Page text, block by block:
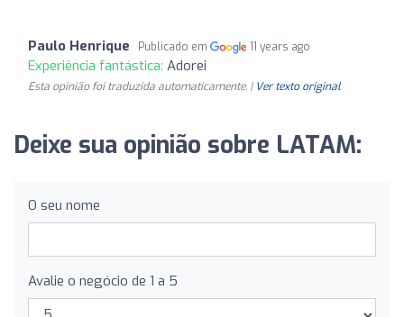
Paulo Henrique Publicado em 11 years ago
Experiência fantástica: Adorei
Esta opinião foi traduzida automaticamente. | Ver texto original
Deixe sua opinião sobre LATAM:
O seu nome
Avalie o negócio de 1 a 5